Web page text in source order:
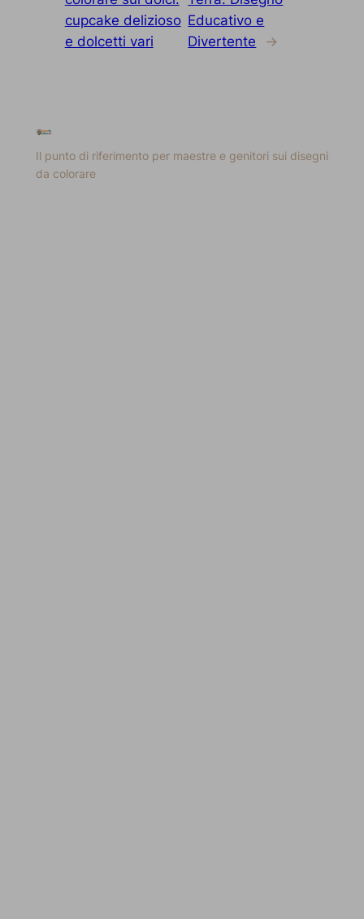
cupcake delizioso
e dolcetti vari
Educativo e
Divertente
→
Il punto di riferimento per maestre e genitori sui disegni
da colorare